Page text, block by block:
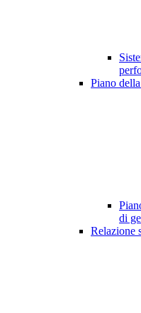
Piano
di
Relazione